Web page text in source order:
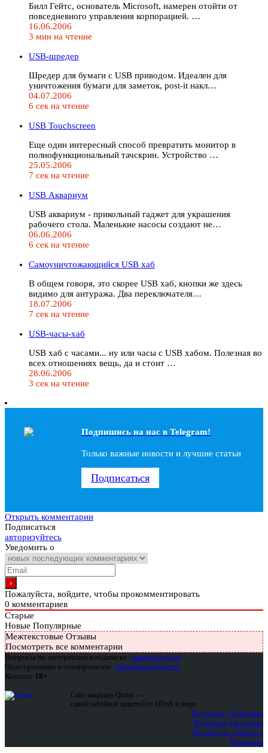
Билл Гейтс, основатель Microsoft, намерен отойти от
повседневного управления корпорацией. …
16.06.2006
3 мин на чтение
USB-шредер
Шредер для бумаги с USB приводом. Идеален для
уничтожения бумаги для заметок, post-it накл…
04.07.2006
6 сек на чтение
USB Touchscreen
Еще один интересный способ превратить монитор в
полнофункциональный тачскрин. Устройство …
25.05.2006
7 сек на чтение
USB Аквариум
USB аквариум - прикольный гаджет для украшения
рабочего стола. Маленькие насосы создают не…
06.06.2006
6 сек на чтение
Самоуничтожающийся USB хаб
В общем говоря, это скорее USB хаб, кнопки же здесь
видимо для антуража. Два переключателя…
18.07.2006
7 сек на чтение
USB-часы-хаб
USB хаб с часами... ну или часы с USB хабом. Полезная во
всех отношениях вещь, да и стоит …
28.06.2006
3 сек на чтение
Подпишись на наc в Telegram!
Только важные новости и лучшие статьи
Подписаться
Открыть комментарии
Подписаться
авторизуйтесь
Уведомить о
Пожалуйста, войдите, чтобы прокомментировать
0 комментариев
Старые
Новые Популярные
Межтекстовые Отзывы
Посмотреть все комментарии
Вопросы по материалам и подписке: support@glc.ru
Отдел рекламы и спецпроектов: yakovleva.a@glc.ru
Контент 18+
Сайт защищен Qrator —
самой забойной защитой от DDoS в мире
Подписка для физлиц
Подписка для юрлиц
Реклама на «Хакере»
Контакты